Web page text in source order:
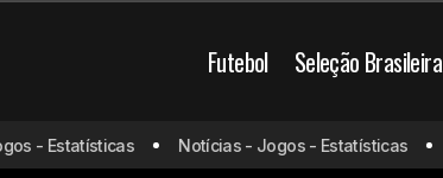
Futebol Seleção Brasileira
- Estatísticas Notícias - Jogos - Estatísticas